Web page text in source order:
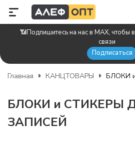
📶Подпишитесь на нас в MAX, чтобы
связи
Подписаться
Главная КАНЦТОВАРЫ БЛОКИ
БЛОКИ и СТИКЕРЫ
ЗАПИСЕЙ